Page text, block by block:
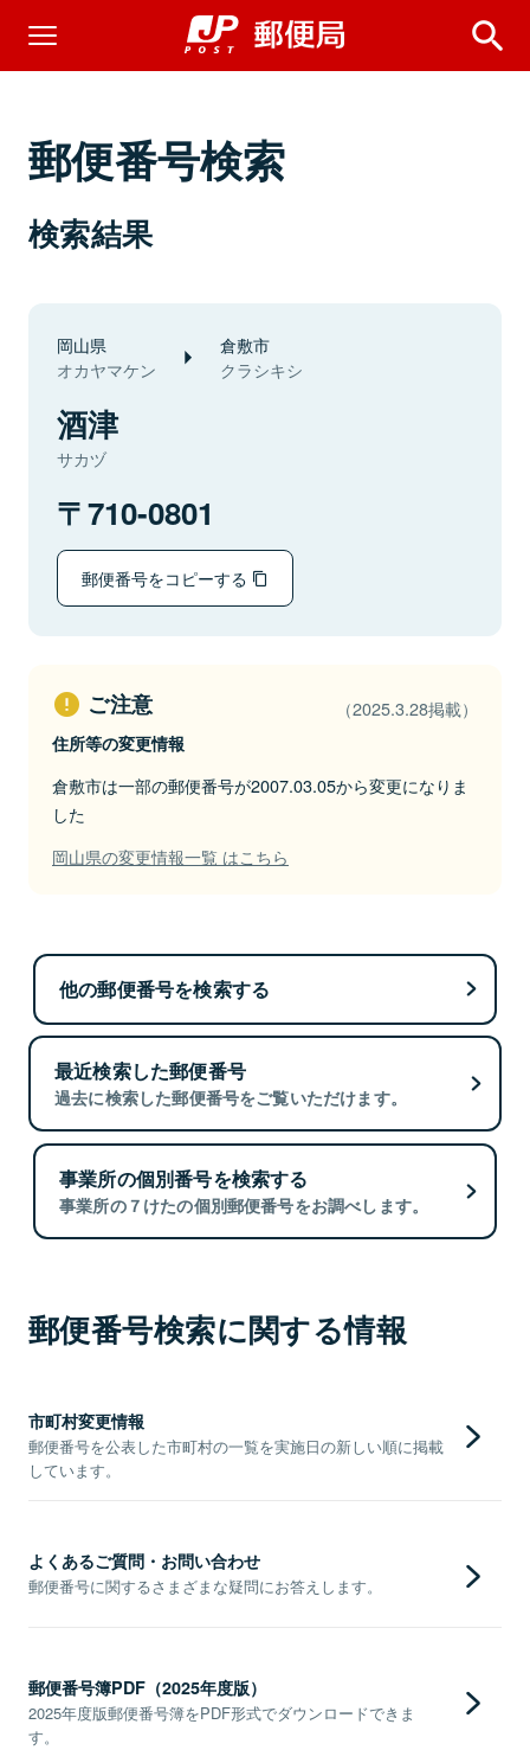
郵便番号検索
検索結果
岡山県
オカヤマケン
倉敷市
クラシキシ
酒津
サカヅ
710-0801
郵便番号をコピーする
ご注意 （2025.3.28掲載）
住所等の変更情報
倉敷市は一部の郵便番号が2007.03.05から変更になりま
した
岡山県の変更情報一覧 はこちら
他の郵便番号を検索する
最近検索した郵便番号
過去に検索した郵便番号をご覧いただけます。
事業所の個別番号を検索する
事業所の７けたの個別郵便番号をお調べします。
郵便番号検索に関する情報
市町村変更情報
郵便番号を公表した市町村の一覧を実施日の新しい順に掲載
しています。
よくあるご質問・お問い合わせ
郵便番号に関するさまざまな疑問にお答えします。
郵便番号簿PDF（2025年度版）
2025年度版郵便番号簿をPDF形式でダウンロードできま
す。